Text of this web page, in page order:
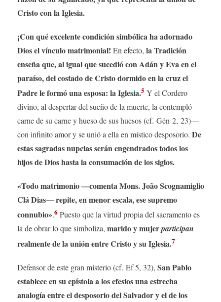
Cristo con la Iglesia.
¡Con qué excelente condición simbólica ha adornado
Dios el vínculo matrimonial! En efecto, la Tradición
enseña que, al igual que sucedió con Adán y Eva en el
paraíso, del costado de Cristo dormido en la cruz el
Padre le formó una esposa: la Iglesia.5 Y el Cordero
divino, al despertar del sueño de la muerte, la contempló —
carne de su carne y hueso de sus huesos (cf. Gén 2, 23)—
con infinito amor y se unió a ella en místico desposorio. De
estas sagradas nupcias serán engendrados todos los
hijos de Dios hasta la consumación de los siglos.
«Todo matrimonio —comenta Mons. João Scognamiglio
Clá Dias— repite, en menor escala, ese supremo
connubio».6Puesto que la virtud propia del sacramento es
la de obrar lo que simboliza, marido y mujerparticipan
realmente de la unión entre Cristo y su Iglesia.7
Defensor de este gran misterio (cf. Ef 5, 32), San Pablo
establece en su epístola a los efesios una estrecha
analogía entre el desposorio del Salvador y el de los